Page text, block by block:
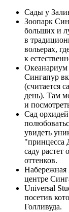
Сады у
Зоопарк
больших и
в
вольерах,
к
Океанариум
Сингапур
(считается
день). Там
и
Сад
увидеть
"принцесса
саду растет
оттенков.
центре
Universal
посетив
Голливуда.